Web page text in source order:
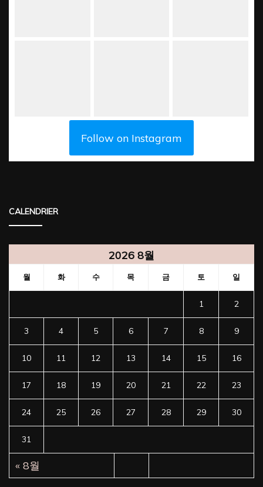
Follow on Instagram
CALENDRIER
2026 8월
월 화 수 목 금 토 일
1 2
3 4 5 6 7 8 9
10 11 12 13 14 15 16
17 18 19 20 21 22 23
24 25 26 27 28 29 30
31
« 8월